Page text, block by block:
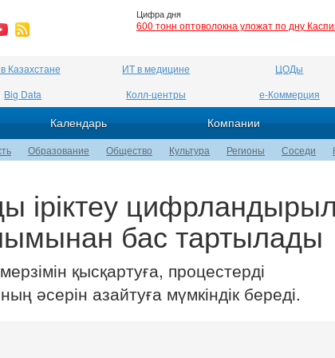
Цифра дня
600 тонн оптоволокна уложат по дну
Казахстане ИТ в медицине
ЦОДы
Big Data Колл-центры е-Коммерция
Календарь Компании
Образование Общество Культура Регионы Соседи
іріктеу
бас тартылады
қысқартуға, процестерді
әсерін азайтуға мүмкіндік береді.